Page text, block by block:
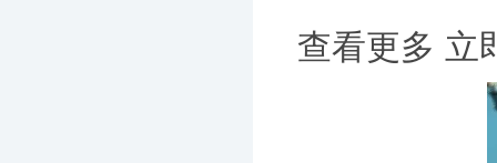
查看更多 立